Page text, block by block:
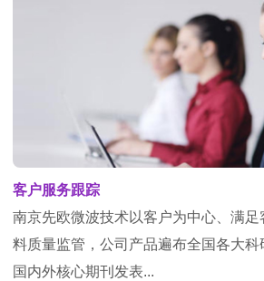
客户服务跟踪
南京先欧微波技术以客户为中心、满
料质量监管，公司产品遍布全国各大
国内外核心期刊发表...